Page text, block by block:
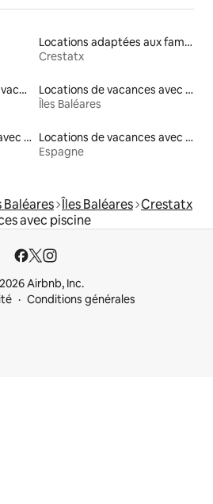
Locations adaptées aux familles
Crestatx
Location de maisons de vacances
Locations de vacances avec piscine
Îles Baléares
Locations de vacances avec piscine
Locations de vacances avec piscine
Espagne
Baléares Îles Baléares Crestatx
avec piscine
Airbnb, Inc.
Conditions générales